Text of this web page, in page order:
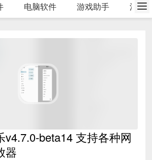
电脑软件 游戏助手 活动
v4.7.0-beta14 支持各种网
器